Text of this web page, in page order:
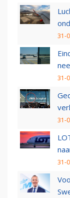
31-
31-
31-
31-